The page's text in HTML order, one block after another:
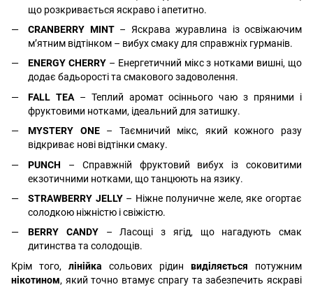
що розкривається яскраво і апетитно.
CRANBERRY MINT– Яскрава журавлина із освіжаючим
м’ятним відтінком – вибух смаку для справжніх гурманів.
ENERGY CHERRY– Енергетичний мікс з нотками вишні, що
додає бадьорості та смакового задоволення.
FALL TEA– Теплий аромат осіннього чаю з пряними і
фруктовими нотками, ідеальний для затишку.
MYSTERY ONE– Таємничий мікс, який кожного разу
відкриває нові відтінки смаку.
PUNCH – Справжній фруктовий вибух із соковитими
екзотичними нотками, що танцюють на язику.
STRAWBERRY JELLY– Ніжне полуничне желе, яке огортає
солодкою ніжністю і свіжістю.
BERRY CANDY– Ласощі з ягід, що нагадують смак
дитинства та солодощів.
Крім того, лінійка сольових рідин виділяється потужним
нікотином, який точно втамує спрагу та забезпечить яскраві